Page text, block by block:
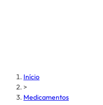
Início
>
Medicamentos